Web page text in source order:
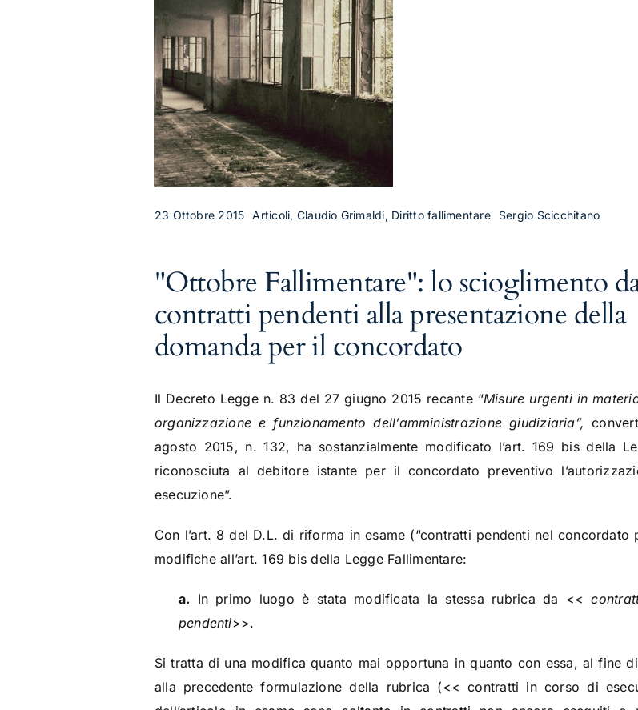
23 Ottobre 2015 Articoli, Claudio Grimaldi, Diritto fallimentare Sergio Scicchitano
"Ottobre Fallimentare": lo scioglimento
contratti pendenti alla presentazione della
domanda per il concordato
Il Decreto Legge n. 83 del 27 giugno 2015 recante “Misure urgenti in
organizzazione e funzionamento dell’amministrazione giudiziaria”,
agosto 2015, n. 132, ha sostanzialmente modificato l’art. 169 bis della
riconosciuta al debitore istante per il concordato preventivo
esecuzione”.
Con l’art. 8 del D.L. di riforma in esame (“contratti pendenti nel
modifiche all’art. 169 bis della Legge Fallimentare:
a. In primo luogo è stata modificata la stessa rubrica da <<
pendenti>>.
Si tratta di una modifica quanto mai opportuna in quanto con essa, al fine
alla precedente formulazione della rubrica (<< contratti in corso di